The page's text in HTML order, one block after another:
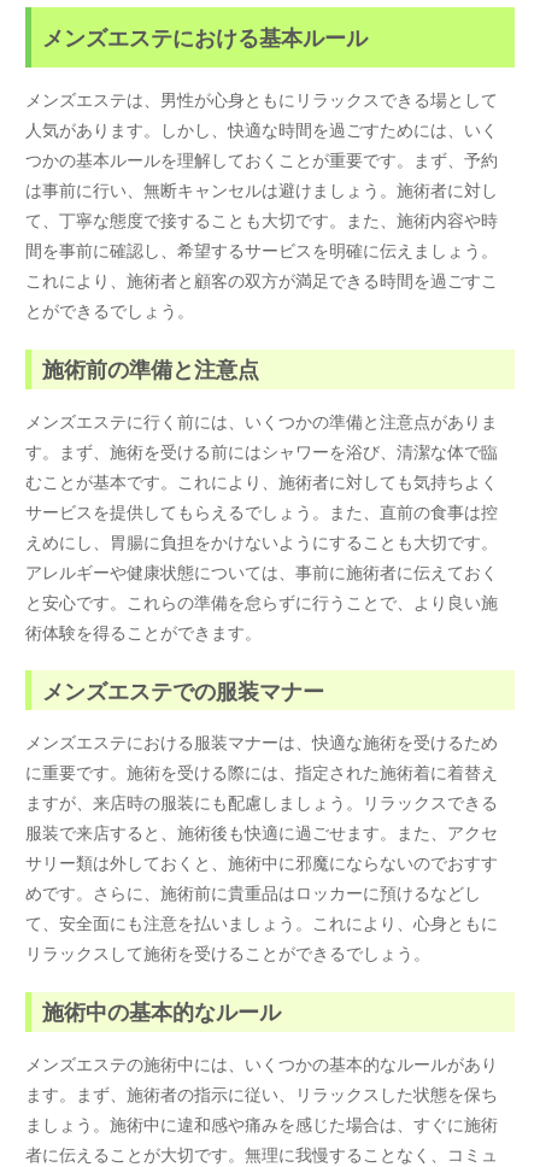
メンズエステにおける基本ルール
メンズエステは、男性が心身ともにリラックスできる場として
人気があります。しかし、快適な時間を過ごすためには、いく
つかの基本ルールを理解しておくことが重要です。まず、予約
は事前に行い、無断キャンセルは避けましょう。施術者に対し
て、丁寧な態度で接することも大切です。また、施術内容や時
間を事前に確認し、希望するサービスを明確に伝えましょう。
これにより、施術者と顧客の双方が満足できる時間を過ごすこ
とができるでしょう。
施術前の準備と注意点
メンズエステに行く前には、いくつかの準備と注意点がありま
す。まず、施術を受ける前にはシャワーを浴び、清潔な体で臨
むことが基本です。これにより、施術者に対しても気持ちよく
サービスを提供してもらえるでしょう。また、直前の食事は控
えめにし、胃腸に負担をかけないようにすることも大切です。
アレルギーや健康状態については、事前に施術者に伝えておく
と安心です。これらの準備を怠らずに行うことで、より良い施
術体験を得ることができます。
メンズエステでの服装マナー
メンズエステにおける服装マナーは、快適な施術を受けるため
に重要です。施術を受ける際には、指定された施術着に着替え
ますが、来店時の服装にも配慮しましょう。リラックスできる
服装で来店すると、施術後も快適に過ごせます。また、アクセ
サリー類は外しておくと、施術中に邪魔にならないのでおすす
めです。さらに、施術前に貴重品はロッカーに預けるなどし
て、安全面にも注意を払いましょう。これにより、心身ともに
リラックスして施術を受けることができるでしょう。
施術中の基本的なルール
メンズエステの施術中には、いくつかの基本的なルールがあり
ます。まず、施術者の指示に従い、リラックスした状態を保ち
ましょう。施術中に違和感や痛みを感じた場合は、すぐに施術
者に伝えることが大切です。無理に我慢することなく、コミュ